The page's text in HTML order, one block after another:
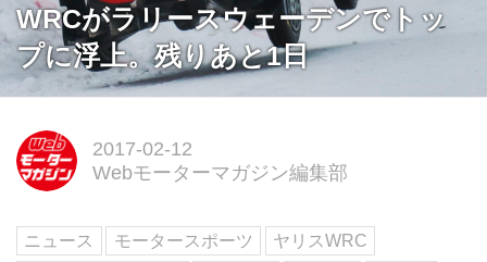
WRCがラリースウェーデンでトッ
プに浮上。残りあと1日
2017-02-12
Webモーターマガジン編集部
ニュース モータースポーツ
ヤリスWRC